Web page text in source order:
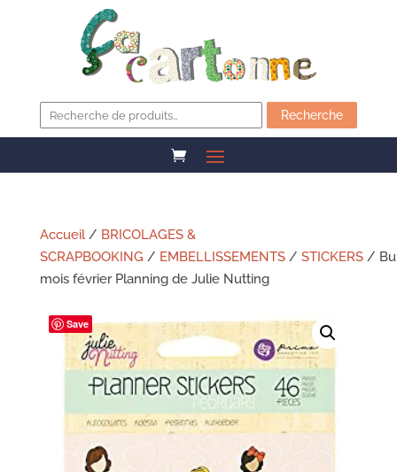
pour :
Recherche
Accueil/ BRICOLAGES &
SCRAPBOOKING / EMBELLISSEMENTS/ STICKERS/
mois février Planning de Julie Nutting
Save